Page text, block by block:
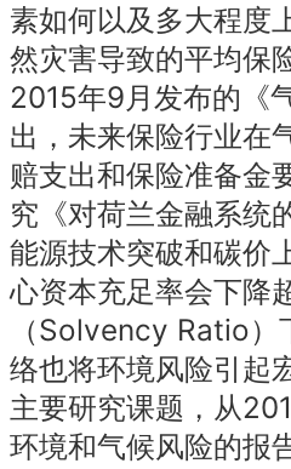
素如何以及多大程度
然灾害导致的平均保
2015年9月发布的《
出，未来保险行业在
赔支出和保险准备金
究《对荷兰金融系统
能源技术突破和碳价
心资本充足率会下降
（Solvency Ratio
络也将环境风险引起
主要研究课题，从
环境和气候风险的报告